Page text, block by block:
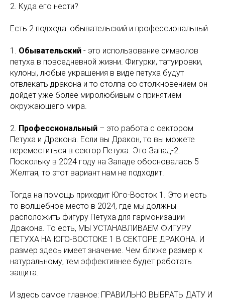
2. Куда его нести?
Есть 2 подхода: обывательский и профессиональный
1. Обывательский - это использование символов
петуха в повседневной жизни. Фигурки, татуировки,
кулоны, любые украшения в виде петуха будут
отвлекать дракона и то столпа со столкновением он
дойдет уже более миролюбивым с принятием
окружающего мира.
2. Профессиональный – это работа с сектором
Петуха и Дракона. Если вы Дракон, то вы можете
переместиться в сектор Петуха. Это Запад-2.
Поскольку в 2024 году на Западе обосновалась 5
Желтая, то этот вариант нам не подходит.
Тогда на помощь приходит Юго-Восток 1. Это и есть
то волшебное место в 2024, где мы должны
расположить фигуру Петуха для гармонизации
Дракона. То есть, МЫ УСТАНАВЛИВАЕМ ФИГУРУ
ПЕТУХА НА ЮГО-ВОСТОКЕ 1 В СЕКТОРЕ ДРАКОНА. И
размер здесь имеет значение. Чем ближе размер к
натуральному, тем эффективнее будет работать
защита.
И здесь самое главное: ПРАВИЛЬНО ВЫБРАТЬ ДАТУ И